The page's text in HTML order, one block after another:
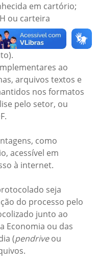
em cartório;
ou carteira
de recurso
ao
arquivos textos e
nos formatos
pelo setor, ou
como
acessível em
à internet.
seja
do processo pelo
junto ao
Economia ou das
(pendriveou